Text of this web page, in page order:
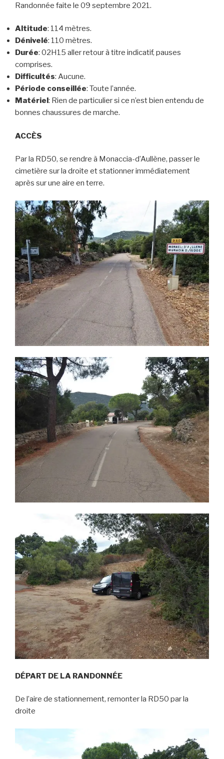
Randonnée faite le 09 septembre 2021.
Altitude: 114 mètres.
Dénivelé: 110 mètres.
Durée: 02H15 aller retour à titre indicatif, pauses
comprises.
Difficultés: Aucune.
Période conseillée: Toute l’année.
Matériel : Rien de particulier si ce n’est bien entendu de
bonnes chaussures de marche.
ACCÈS
Par la RD50, se rendre à Monaccia-d’Aullène, passer le
cimetière sur la droite et stationner immédiatement
après sur une aire en terre.
DÉPART DE LA RANDONNÉE
De l’aire de stationnement, remonter la RD50 par la
droite